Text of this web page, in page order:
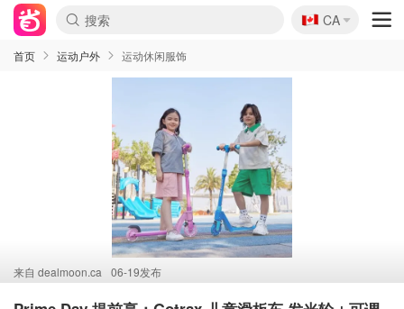
🇨🇦
CA
首页 运动户外 运动休闲服饰
来自 dealmoon.ca 06-19发布